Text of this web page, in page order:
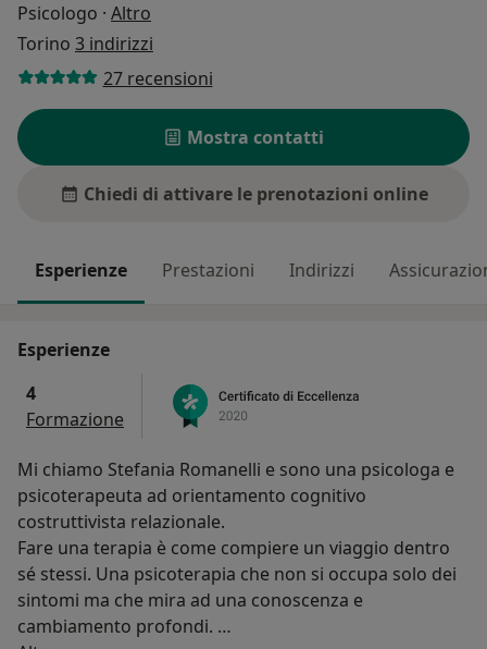
Psicologo · Altro
Torino 3 indirizzi
27 recensioni
Mostra contatti
Chiedi di attivare le prenotazioni online
Esperienze Prestazioni Indirizzi
Esperienze
4
Formazione
Mi chiamo Stefania Romanelli e sono una psicologa e
psicoterapeuta ad orientamento cognitivo
costruttivista relazionale.
Fare una terapia è come compiere un viaggio dentro
sé stessi. Una psicoterapia che non si occupa solo dei
sintomi ma che mira ad una conoscenza e
cambiamento profondi.